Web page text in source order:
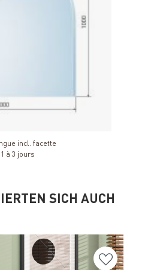
incl. facette
à 3 jours
SICH AUCH